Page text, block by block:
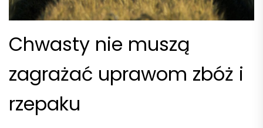
Chwasty nie muszą
zagrażać uprawom zbóż i
rzepaku